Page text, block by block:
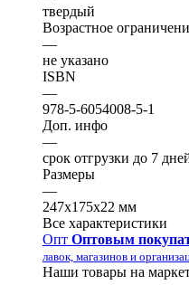
твердый
Возрастное
—
не указано
ISBN
—
978-5-6054008-5-1
Доп. инфо
—
срок отгрузки до 7
Размеры
—
247х175х22 мм
Все характеристики
Опт Оптовым
лавок, магазинов и
Наши товары на